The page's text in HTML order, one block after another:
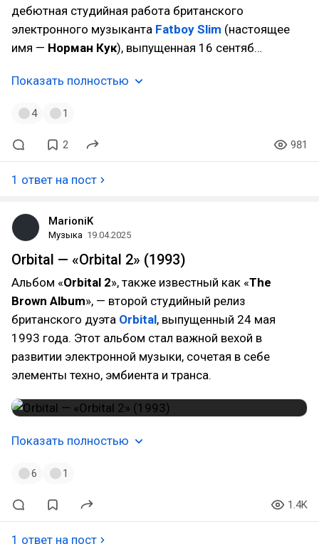
дебютная студийная работа британского
электронного музыканта Fatboy Slim (настоящее
имя — Норман Кук), выпущенная 16 сентяб…
Показать полностью
4 1
2 981
1 ответ на пост
MarioniK
Музыка 19.04.2025
Orbital — «Orbital 2» (1993)
Альбом «Orbital 2», также известный как «The
Brown Album», — второй студийный релиз
британского дуэта Orbital, выпущенный 24 мая
1993 года. Этот альбом стал важной вехой в
развитии электронной музыки, сочетая в себе
элементы техно, эмбиента и транса.
Показать полностью
6 1
1.4K
1 ответ на пост